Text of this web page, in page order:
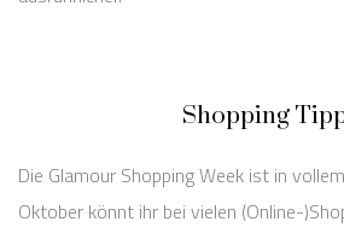
Shopping
Die Glamour Shopping Week ist in
Oktober könnt ihr bei vielen (Online-